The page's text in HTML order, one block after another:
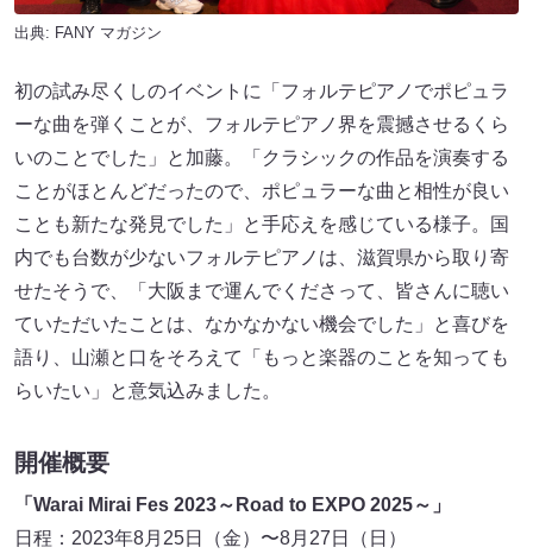
出典: FANY マガジン
初の試み尽くしのイベントに「フォルテピアノでポピュラ
ーな曲を弾くことが、フォルテピアノ界を震撼させるくら
いのことでした」と加藤。「クラシックの作品を演奏する
ことがほとんどだったので、ポピュラーな曲と相性が良い
ことも新たな発見でした」と手応えを感じている様子。国
内でも台数が少ないフォルテピアノは、滋賀県から取り寄
せたそうで、「大阪まで運んでくださって、皆さんに聴い
ていただいたことは、なかなかない機会でした」と喜びを
語り、山瀬と口をそろえて「もっと楽器のことを知っても
らいたい」と意気込みました。
開催概要
「Warai Mirai Fes 2023～Road to EXPO 2025～」
日程：2023年8月25日（金）〜8月27日（日）